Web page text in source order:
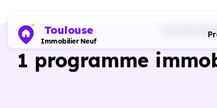
Toulouse
Immobilier Neuf
1 programme